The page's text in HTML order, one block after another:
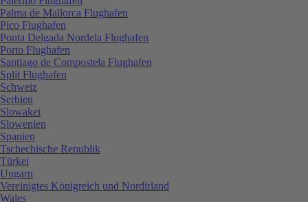
Palma de Mallorca Flughafen
Pico Flughafen
Ponta Delgada Nordela Flughafen
Porto Flughafen
Santiago de Compostela Flughafen
Split Flughafen
Schweiz
Serbien
Slowakei
Slowenien
Spanien
Tschechische Republik
Türkei
Ungarn
Vereinigtes Königreich und Nordirland
Wales